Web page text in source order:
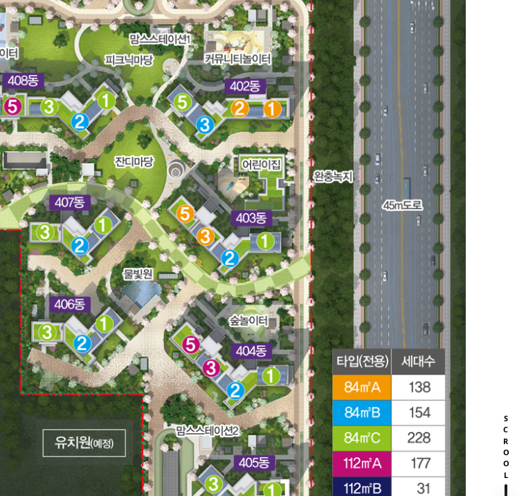
SCROOL